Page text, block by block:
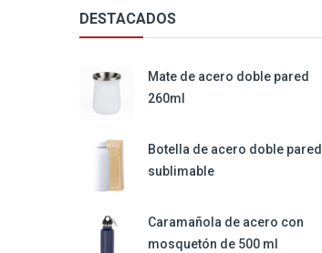
DESTACADOS
Mate de acero doble pared
260ml
Botella de acero doble pared
sublimable
Caramañola de acero con
mosquetón de 500 ml